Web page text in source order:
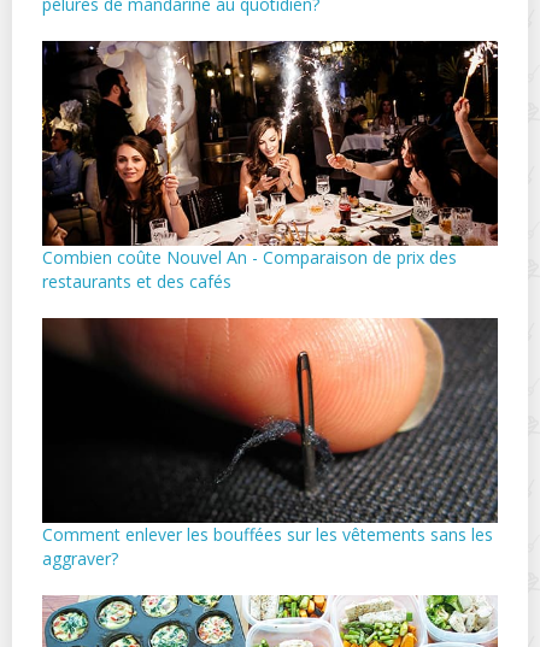
Combien coûte Nouvel An - Comparaison de prix des
restaurants et des cafés
Comment enlever les bouffées sur les vêtements sans les
aggraver?